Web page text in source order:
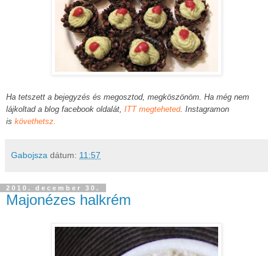
Ha tetszett a bejegyzés és megosztod, megköszönöm. Ha még nem
lájkoltad a blog facebook oldalát, ITT megteheted . Instagramon
is követhetsz.
Gabojsza dátum: 11:57
2010. december 30.
Majonézes halkrém